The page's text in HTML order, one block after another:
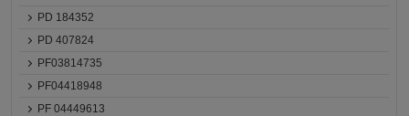
PD 184352
PD 407824
PF03814735
PF04418948
PF 04449613